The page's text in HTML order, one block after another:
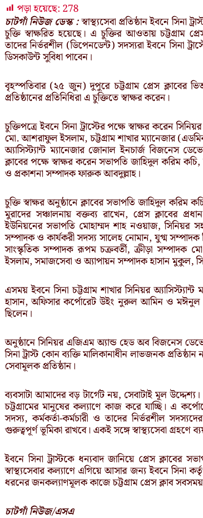
পড়া হয়েছে: 278
চাটগাঁ নিউজ ডেস্ক :স্বাস্থ্যসেবা প্রতিষ্ঠান ইবনে সিনা
চুক্তি স্বাক্ষরিত হয়েছে। এ চুক্তির আওতায় চট্টগ্রাম
তাদের নির্ভরশীল (ডিপেনডেন্ট) সদস্যরা ইবনে সিনা
ডিসকাউন্ট সুবিধা পাবেন।
বৃহস্পতিবার (২৫ জুন) দুপুরে চট্টগ্রাম প্রেস
প্রতিষ্ঠানের প্রতিনিধিরা এ চুক্তিতে স্বাক্ষর করেন।
চুক্তিপত্রে ইবনে সিনা ট্রাস্টের পক্ষে স্বাক্ষর করেন
মো. আশরাফুল ইসলাম, চট্টগ্রাম শাখার ম্যানেজার
অ্যাসিস্ট্যান্ট ম্যানেজার জোনাল ইনচার্জ বিজনেস
ক্লাবের পক্ষে স্বাক্ষর করেন সভাপতি জাহিদুল করিম
ও প্রকাশনা সম্পাদক ফারুক আবদুল্লাহ।
চুক্তি স্বাক্ষর অনুষ্ঠানে ক্লাবের সভাপতি জাহিদুল করিম
মুরাদের সঞ্চালনায় বক্তব্য রাখেন, প্রেস ক্লাবের
ইউনিয়নের সভাপতি মোহাম্মদ শাহ নওয়াজ, সিনিয়র
সম্পাদক ও কার্যকরী সদস্য সালেহ নোমান, যুগ্ম
সাংস্কৃতিক সম্পাদক রূপম চক্রবর্তী, ক্রীড়া সম্পাদক
ইসলাম, সমাজসেবা ও অ্যাপায়ন সম্পাদক হাসান মুকুল,
এসময় ইবনে সিনা চট্টগ্রাম শাখার সিনিয়র
হাসান, অফিসার কর্পোরেট উইং নুরুল আমিন ও মঈনুল
ছিলেন।
অনুষ্ঠানে সিনিয়র এজিএম অ্যান্ড হেড অব বিজনেস
সিনা ট্রাস্ট কোন ব্যক্তি মালিকানাধীন লাভজনক
সেবামূলক প্রতিষ্ঠান।
ব্যবসাটা আমাদের বড় টার্গেট নয়, সেবাটাই মূল
চট্টগ্রামের মানুষের কল্যাণে কাজ করে যাচ্ছি। এ
সদস্য, কর্মকর্তা-কর্মচারী ও তাদের নির্ভরশীল
গুরুত্বপূর্ণ ভূমিকা রাখবে। একই সঙ্গে স্বাস্থ্যসেবা গ্রহণে
ইবনে সিনা ট্রাস্টকে ধন্যবাদ জানিয়ে প্রেস ক্লাবের
স্বাস্থ্যসেবার কল্যাণে এগিয়ে আসার জন্য ইবনে সিনা
ধরনের জনকল্যাণমূলক কাজে চট্টগ্রাম প্রেস ক্লাব
চাটগাঁ নিউজ/এসএ